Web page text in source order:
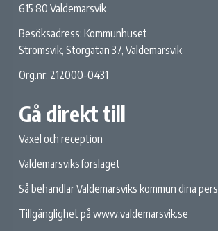
615 80 Valdemarsvik
Besöksadress: Kommunhuset
Strömsvik, Storgatan 37, Valdemarsvik
Org.nr: 212000-0431
Gå direkt till
Växel och reception
Valdemarsviksförslaget
Så behandlar Valdemarsviks kommun dina
Tillgänglighet på www.valdemarsvik.se